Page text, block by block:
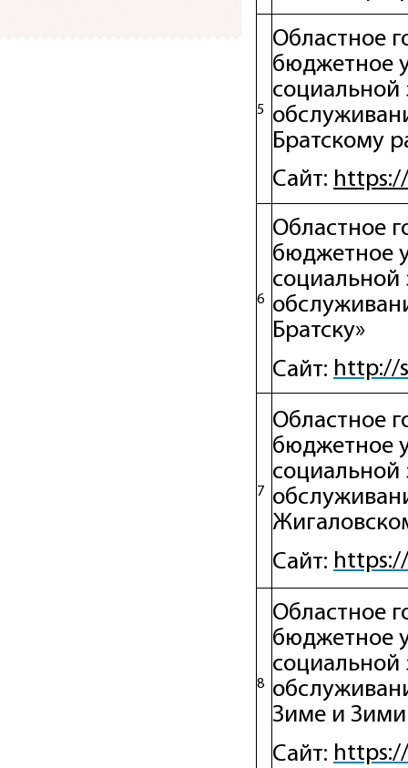
5
Областное
бюджетное
социальной
Братскому
Сайт: https://
6
Областное
бюджетное
социальной
Братску»
Сайт: http://
7
Областное
бюджетное
социальной
Сайт:
8
Областное
бюджетное
социальной
Зиме и
Сайт: